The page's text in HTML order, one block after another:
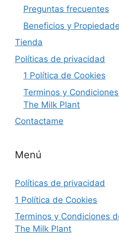
Preguntas frecuentes
Beneficios y
Tienda
Políticas de privacidad
1 Política de Cookies
Terminos y
The Milk Plant
Contactame
Menú
Políticas de privacidad
1 Política de Cookies
Terminos y Condiciones
The Milk Plant